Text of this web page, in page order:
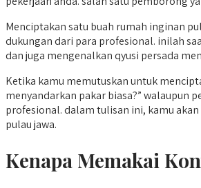
Menciptakan satu buah rumah inginan
dukungan dari para profesional. inilah
dan juga mengenalkan qyusi persada
Ketika kamu memutuskan untuk
menyandarkan pakar biasa?”
profesional. dalam tulisan ini, kamu
pulau jawa.
Kenapa Memakai